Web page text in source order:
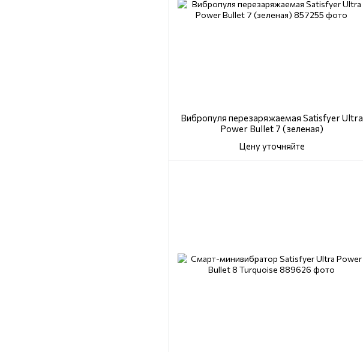
Вибропуля перезаряжаемая Satisfyer Ultra
Power Bullet 7 (зеленая)
Цену уточняйте